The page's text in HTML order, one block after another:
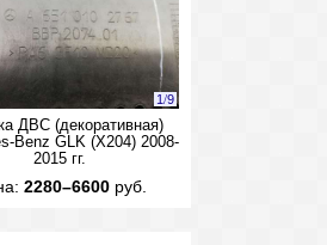
1/9
ДВС (декоративная)
Benz GLK (X204) 2008-
2015 гг.
2280–6600руб.